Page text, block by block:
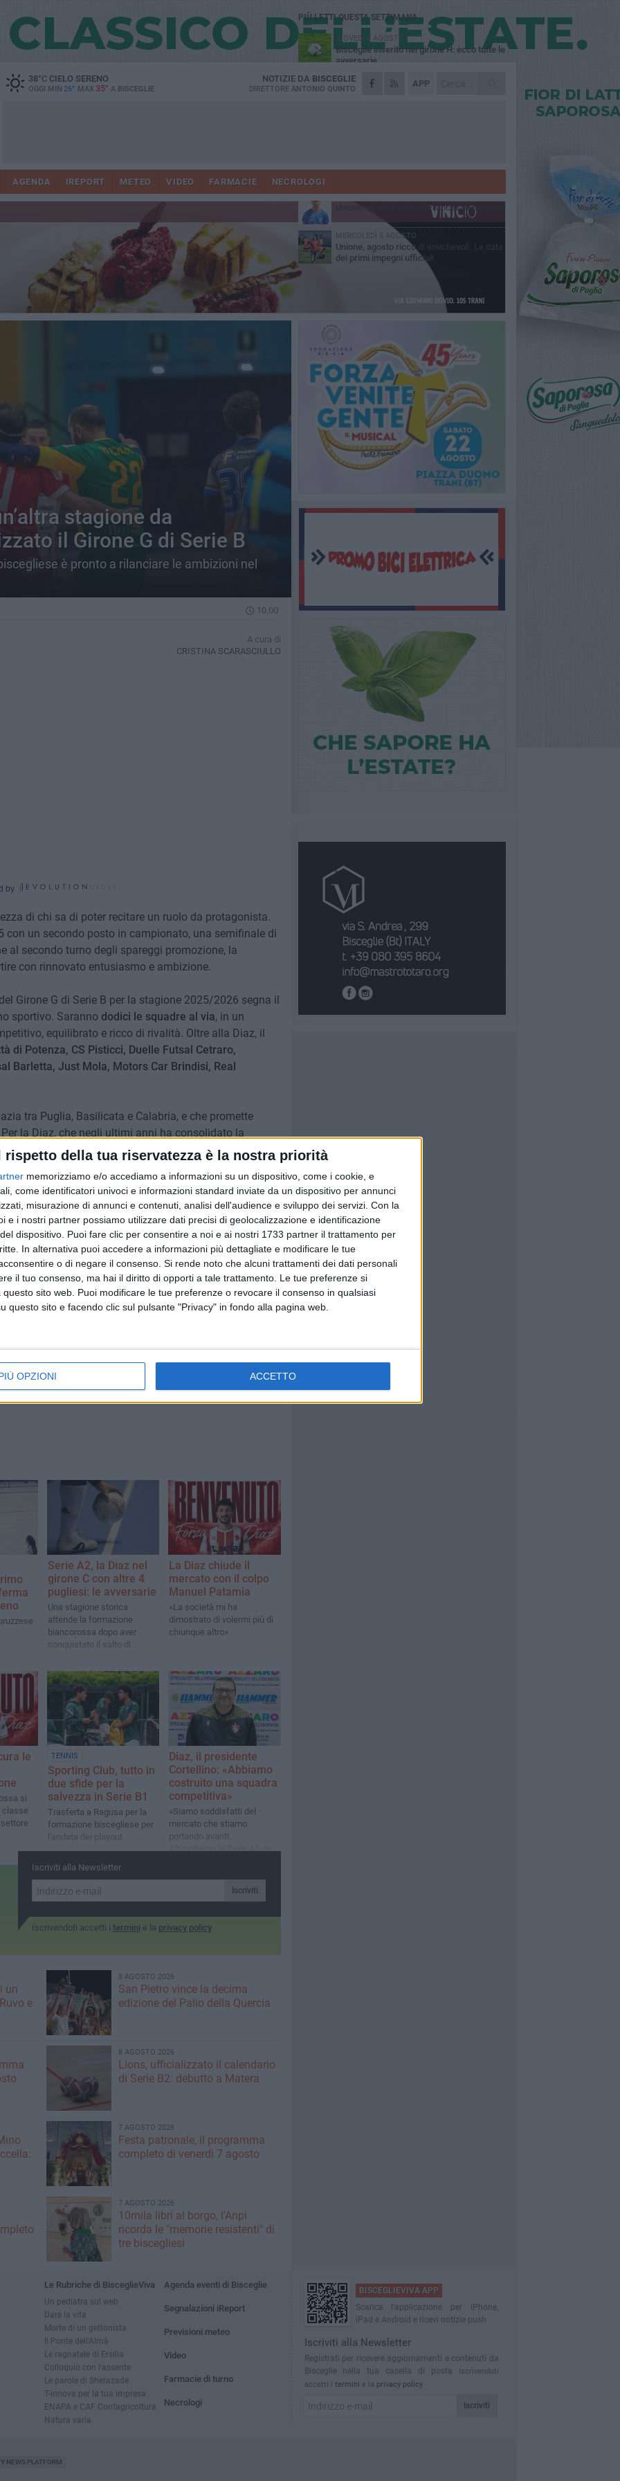
rispetto della tua riservatezza è la nostra priorità
memorizziamo e/o accediamo a informazioni su un dispositivo, come i cookie, e
come identificatori univoci e informazioni standard inviate da un dispositivo per annunci
misurazione di annunci e contenuti, analisi dell'audience e sviluppo dei servizi. Con la
e i nostri partner possiamo utilizzare dati precisi di geolocalizzazione e identificazione
dispositivo. Puoi fare clic per consentire a noi e ai nostri 1733 partner il trattamento per
In alternativa puoi accedere a informazioni più dettagliate e modificare le tue
o di negare il consenso. Si rende noto che alcuni trattamenti dei dati personali
il tuo consenso, ma hai il diritto di opporti a tale trattamento. Le tue preferenze si
sito web. Puoi modificare le tue preferenze o revocare il consenso in qualsiasi
questo sito e facendo clic sul pulsante "Privacy" in fondo alla pagina web.
OPZIONI ACCETTO
38°CCIELO SERENO
OGGI MIN 26° MAX 35° A BISCEGLIE
APP
NOTIZIE DA BISCEGLIE
DIRETTORE ANTONIO QUINTO
AGENDA IREPORT METEO VIDEO FARMACIE NECROLOGI
stagione da
il Girone G di Serie B
è pronto a rilanciare le ambizioni nel
10.00
A cura di
CRISTINA SCARASCIULLO
by
di chi sa di poter recitare un ruolo da protagonista.
un secondo posto in campionato, una semifinale di
al secondo turno degli spareggi promozione, la
con rinnovato entusiasmo e ambizione.
Girone G di Serie B per la stagione 2025/2026 segna il
sportivo. Saranno dodici le squadre al via, in un
equilibrato e ricco di rivalità. Oltre alla Diaz, il
di Potenza, CS Pisticci, Duelle Futsal Cetraro,
Barletta, Just Mola, Motors Car Brindisi, Real
tra Puglia, Basilicata e Calabria, e che promette
la Diaz, che negli ultimi anni ha consolidato la
si tratta di un banco di prova importante: confermare il
a fare un ulteriore salto di qualità.
dell'ultimo campionato e un progetto tecnico
Giuseppe Cortellinosi candida ancora una volta
campo, come sempre, sarà l'unico giudice, ma
sta per cominciare, e la Diaz vuole farsi trovare
Serie A2, la Diaz nel
girone C con altre 4
pugliesi: le avversarie
Una stagione storica
attende la formazione
biancorossa dopo aver
conquistato il salto di
La Diaz chiude il
mercato con il colpo
Manuel Patamia
«La società mi ha
dimostrato di volermi più di
chiunque altro»
le
si
classe
TENNIS
Sporting Club, tutto in
due sfide per la
salvezza in Serie B1
Trasferta a Ragusa per la
formazione biscegliese per
l'andata dei playout
Diaz, il presidente
Cortellino: «Abbiamo
costruito una squadra
competitiva»
«Siamo soddisfatti del
mercato che stiamo
portando avanti.
Affrontiamo la Serie A2 da
Iscriviti alla Newsletter
Iscriviti
Iscrivendoti accetti i termini e la privacy policy
un
e
8 AGOSTO 2026
San Pietro vince la decima
edizione del Palio della Quercia
8 AGOSTO 2026
Lions, ufficializzato il calendario
di Serie B2: debutto a Matera
7 AGOSTO 2026
Festa patronale, il programma
completo di venerdì 7 agosto
7 AGOSTO 2026
10mila libri al borgo, l'Anpi
ricorda le "memorie resistenti" di
tre biscegliesi
PIÙ LETTI QUESTA SETTIMANA
GIOVEDÌ 6 AGOSTO
Bisceglie inserito nel girone H: ecco tutte le
avversarie
LUNEDÌ 3 AGOSTO
Simone Franceschi, una solida certezza
Unione, innesto per le corsie offensive:
MARTEDÌ 4 AGOSTO
Unione, in difesa arriva Francesco Lorusso
MERCOLEDÌ 5 AGOSTO
Unione, agosto ricco di amichevoli. Le date
dei primi impegni ufficiali
Le Rubriche di BisceglieViva
Un pediatra sul web
Dare la vita
Morte di un gettonista
Il Ponte dell'Almà
Le ragnatele di Ersilia
Colloquio con l'assente
Le parole di Sherazade
T-innova per la tua impresa
ENAPA e CAF Confagricoltura
Natura varia
Agenda eventi di Bisceglie
Segnalazioni iReport
Previsioni meteo
Video
Farmacie di turno
Necrologi
BISCEGLIEVIVA APP
Scarica l'applicazione per iPhone,
iPad e Android e ricevi notizie push
Iscriviti alla Newsletter
Registrati per ricevere aggiornamenti e contenuti da
Bisceglie nella tua casella di posta
Iscrivendoti
accetti i termini e la privacy policy
Iscriviti
NEWS PLATFORM